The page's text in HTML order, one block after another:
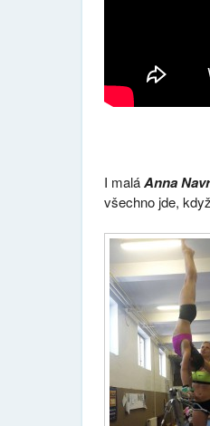
I maláAnna
všechno jde,